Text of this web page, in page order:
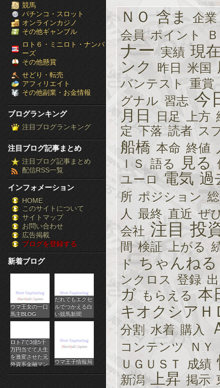
テ
ナ
［ブ
ロ
グ
ラ
ン
キ
ン
グ］-
株
FX
競
馬
パ
チ
ス
ロ
オ
ン
ラ
競馬
パチンコ・スロット
オンラインカジノ
その他ギャンブル
ロト６・ミニロト・ナンバ
ーズ
その他懸賞
せどり・転売
アフィリエイト
その他副業・お金情報
ブログランキング
注目ブログランキング
注目ブログ記事まとめ
注目ブログ記事まとめ
配信RSS一覧
インフォメーション
HOME
このサイトについて
サイトマップ
お問い合わせ
広告掲載
ブログを登録する
新着ブログ
ウマ王女の一口
馬主BLOG
だれでもエクセ
ルでつかえる白
い競馬新聞
ロト7で3億5千
万円当てて人生
を激変させた元
外資系金融マン
ウマ王子情報局
ＮＯ 含ま
企業
会員 ポイント
ナー 実績 現
ンク
昨日 米国
バンテスト 重賞
グナル 習志 今
月日 日足 上方
定 下落 読者 ス
船橋 本命 終値
ＩＳ 語る 見る
ユーロ 電気 過
所 ポジション
人 最終 直近 ぜ
会社 注目 投
間 検証 上がる
ド ちゃんねる
ンクロス 登録
ガ もらえる 本
キオクシアＨ
分割 水着 購入
コンテンツ ＮＹ
ＵＧＵＳＴ 成績
新潟 上昇 掲示